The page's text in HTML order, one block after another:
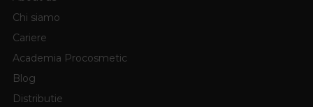
Chi siamo
Cariere
Academia Procosmetic
Blog
Distributie